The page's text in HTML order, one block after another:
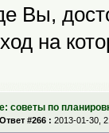
Вы,
на
советы по
Ответ #266 : 2013-01-30,